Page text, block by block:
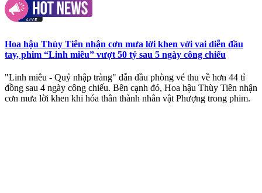
Hoa hậu Thùy Tiên nhận cơn mưa lời khen với vai diễn đầu
tay, phim “Linh miêu” vượt 50 tỷ sau 5 ngày công chiếu
"Linh miêu - Quỷ nhập tràng" dẫn đầu phòng vé thu về hơn 44 tỉ
đồng sau 4 ngày công chiếu. Bên cạnh đó, Hoa hậu Thùy Tiên nhận
cơn mưa lời khen khi hóa thân thành nhân vật Phượng trong phim.